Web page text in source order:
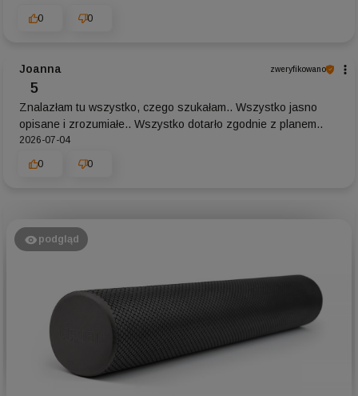
0 0
Joanna zweryfikowano
5
Znalazłam tu wszystko, czego szukałam.. Wszystko jasno
opisane i zrozumiałe.. Wszystko dotarło zgodnie z planem..
2026-07-04
0 0
podgląd